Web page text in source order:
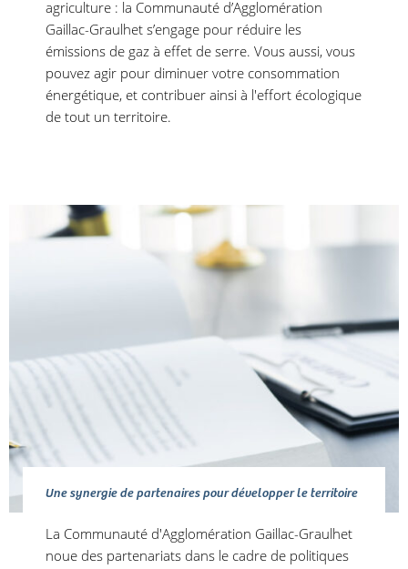
agriculture : la Communauté d’Agglomération
Gaillac-Graulhet s’engage pour réduire les
émissions de gaz à effet de serre. Vous aussi, vous
pouvez agir pour diminuer votre consommation
énergétique, et contribuer ainsi à l'effort écologique
de tout un territoire.
Une synergie de partenaires pour développer le territoire
La Communauté d'Agglomération Gaillac-Graulhet
noue des partenariats dans le cadre de politiques